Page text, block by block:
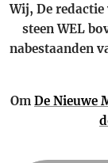
Wij, De redactie
steen WEL
nabestaanden
Om De Nieuwe